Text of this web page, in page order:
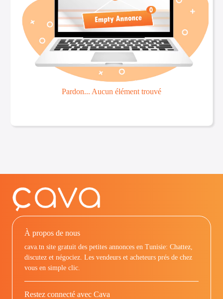
Pardon... Aucun élément trouvé
À propos de nous
cava.tn site gratuit des petites annonces en Tunisie: Chattez,
discutez et négociez. Les vendeurs et acheteurs prés de chez
vous en simple clic.
Restez connecté avec Cava